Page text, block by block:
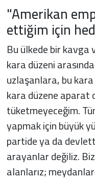
"Amerikan
ettiğim için
Bu ülkede bir
kara düzeni
uzlaşanlara, bu
kara düzene
tüketmeyeceğim.
yapmak için büyük
partide ya da
arayanlar değiliz.
alanlarız;